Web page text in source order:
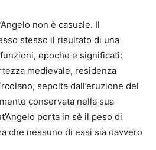
non è casuale. Il
stesso il risultato di una
epoche e significati:
medievale, residenza
sepolta dall’eruzione del
conservata nella sua
porta in sé il peso di
che nessuno di essi sia davvero